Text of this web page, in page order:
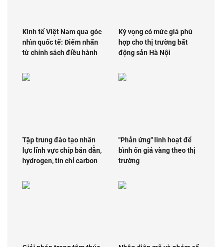
Kinh tế Việt Nam qua góc
nhìn quốc tế: Điểm nhấn
từ chính sách điều hành
Kỳ vọng có mức giá phù
hợp cho thị trường bất
động sản Hà Nội
Tập trung đào tạo nhân
lực lĩnh vực chíp bán dẫn,
hydrogen, tín chỉ carbon
"Phản ứng" linh hoạt để
bình ổn giá vàng theo thị
trường